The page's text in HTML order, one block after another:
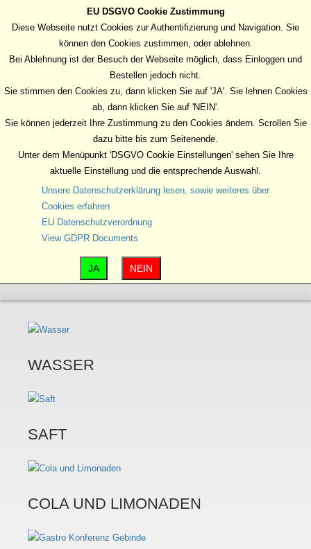
MENU
WASSER
SAFT
COLA UND LIMONADEN
EU DSGVO Cookie Zustimmung
Diese Webseite nutzt Cookies zur Authentifizierung und Navigation. Sie
können den Cookies zustimmen, oder ablehnen.
Bei Ablehnung ist der Besuch der Webseite möglich, dass Einloggen und
Bestellen jedoch nicht.
Sie stimmen den Cookies zu, dann klicken Sie auf 'JA'. Sie lehnen Cookies
ab, dann klicken Sie auf 'NEIN'.
Sie können jederzeit Ihre Zustimmung zu den Cookies ändern. Scrollen Sie
dazu bitte bis zum Seitenende.
Unter dem Menüpunkt 'DSGVO Cookie Einstellungen' sehen Sie Ihre
aktuelle Einstellung und die entsprechende Auswahl.
Unsere Datenschutzerklärung lesen, sowie weiteres über
Cookies erfahren
EU Datenschutzverordnung
View GDPR Documents
NEIN
JA